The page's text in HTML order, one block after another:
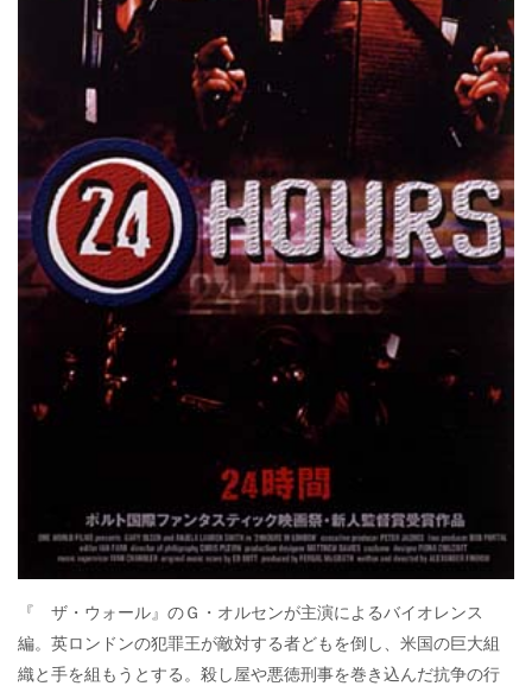
『 ザ・ウォール』のＧ・オルセンが主演によるバイオレンス
編。英ロンドンの犯罪王が敵対する者どもを倒し、米国の巨大組
織と手を組もうとする。殺し屋や悪徳刑事を巻き込んだ抗争の行